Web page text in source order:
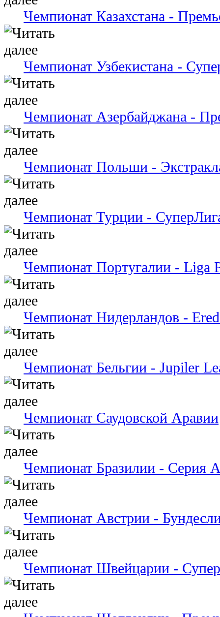
Чемпионат Казахстана -
Чемпионат Узбекистана -
Чемпионат Азербайджана -
Чемпионат Польши -
Чемпионат Турции -
Чемпионат Португалии - Liga
Чемпионат Нидерландов -
Чемпионат Бельгии - Jupiler
Чемпионат Саудовской Аравии
Чемпионат Бразилии - Серия
Чемпионат Австрии -
Чемпионат Швейцарии -
Чемпионат Шотландии -